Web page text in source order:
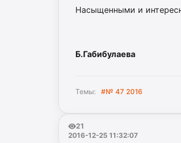
Насыщенными и
Б.Габибулаева
Темы: #№ 47 2016
21
2016-12-25 11:32:07